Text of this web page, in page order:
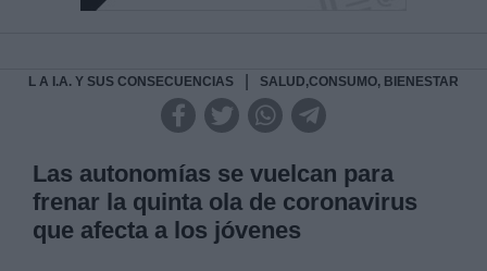
L A I.A. Y SUS CONSECUENCIAS SALUD,CONSUMO, BIENESTAR
Las autonomías se vuelcan para
frenar la quinta ola de coronavirus
que afecta a los jóvenes
Legitimación: